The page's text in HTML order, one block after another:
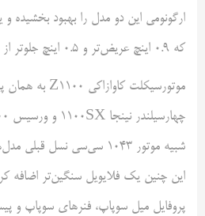
ارگونومی این دو مدل را بهبود بخشیده و
که ۰.۹ اینچ عریض‌تر و ۰.۵ اینچ جلوتر از مدل قبلی است.
این چنین یک فلایویل سنگین‌تر اضافه
پروفایل میل سوپاپ، فنرهای سوپاپ و